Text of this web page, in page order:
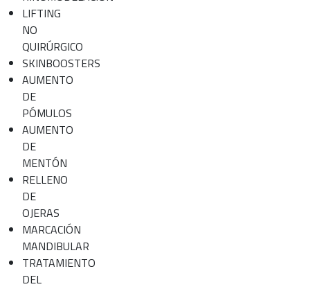
LIFTING
NO
QUIRÚRGICO
SKINBOOSTERS
AUMENTO
DE
PÓMULOS
AUMENTO
DE
MENTÓN
RELLENO
DE
OJERAS
MARCACIÓN
MANDIBULAR
TRATAMIENTO
DEL